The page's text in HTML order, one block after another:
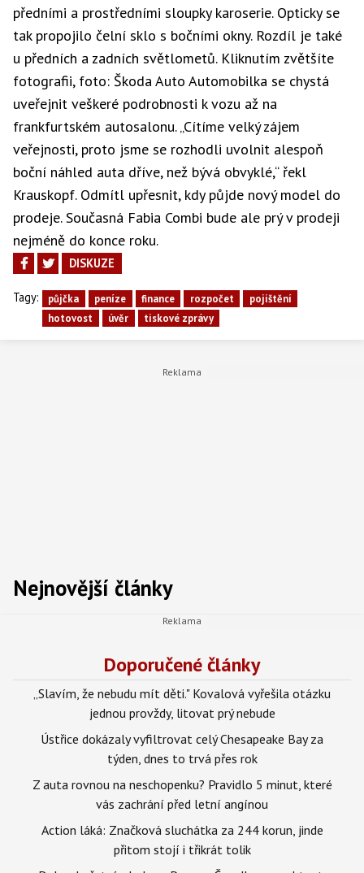
předními a prostředními sloupky karoserie. Opticky se
tak propojilo čelní sklo s bočními okny. Rozdíl je také
u předních a zadních světlometů. Kliknutím zvětšíte
fotografii, foto: Škoda Auto Automobilka se chystá
uveřejnit veškeré podrobnosti k vozu až na
frankfurtském autosalonu. „Cítíme velký zájem
veřejnosti, proto jsme se rozhodli uvolnit alespoň
boční náhled auta dříve, než bývá obvyklé,“ řekl
Krauskopf. Odmítl upřesnit, kdy půjde nový model do
prodeje. Současná Fabia Combi bude ale prý v prodeji
nejméně do konce roku.
DISKUZE
Tagy: půjčka peníze finance rozpočet
pojištění
hotovost
úvěr tiskové zprávy
Nejnovější články
Doporučené články
„Slavím, že nebudu mít děti." Kovalová vyřešila otázku
jednou provždy, litovat prý nebude
Ústřice dokázaly vyfiltrovat celý Chesapeake Bay za
týden, dnes to trvá přes rok
Z auta rovnou na neschopenku? Pravidlo 5 minut, které
vás zachrání před letní angínou
Action láká: Značková sluchátka za 244 korun, jinde
přitom stojí i třikrát tolik